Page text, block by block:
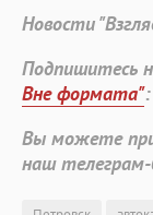
Новости
Подпишитесь
Вне формата"
Вы можете
наш